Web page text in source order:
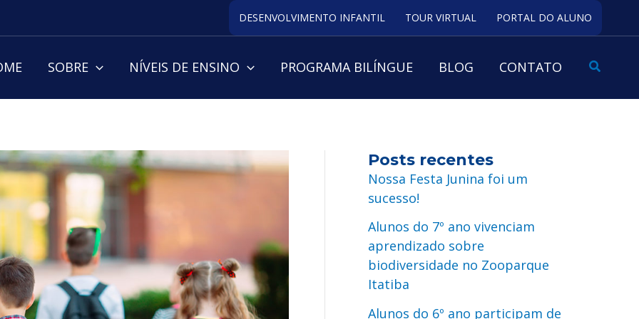
DESENVOLVIMENTO INFANTIL TOUR VIRTUAL PORTAL DO ALUNO
SOBRE NÍVEIS DE ENSINO PROGRAMA BILÍNGUE BLOG CONTATO
Posts recentes
Nossa Festa Junina foi um
sucesso!
Alunos do 7º ano vivenciam
aprendizado sobre
biodiversidade no Zooparque
Itatiba
Alunos do 6º ano participam de